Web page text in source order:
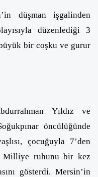
düşman işgalinden
düzenlediği 3
bir coşku ve gurur
Yıldız ve
öncülüğünde
çocuğuyla 7’den
Milliye ruhunu bir kez
gösterdi. Mersin’in